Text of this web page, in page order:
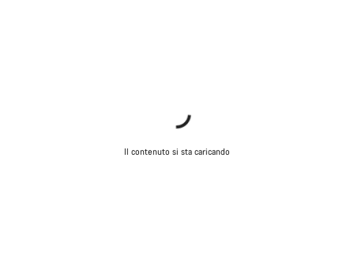
Il contenuto si sta caricando